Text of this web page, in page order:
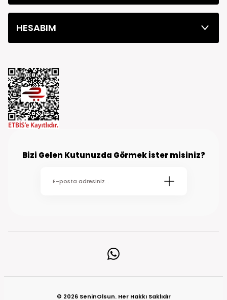
HESABIM
Bizi Gelen Kutunuzda Görmek İster misiniz?
© 2026 SeninOlsun. Her Hakkı Saklıdır